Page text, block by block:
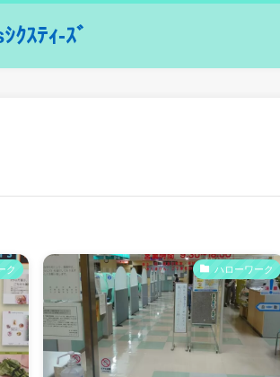
ｸｽﾃｨ-ｽﾞ
ク ハローワーク